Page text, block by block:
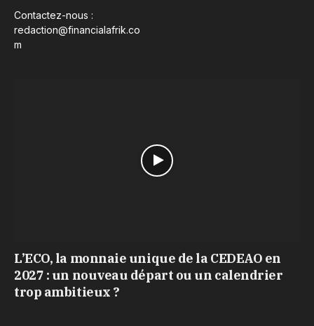
Contactez-nous :
redaction@financialafrik.co
m
L’ECO, la monnaie unique de la CEDEAO en
2027 : un nouveau départ ou un calendrier
trop ambitieux ?